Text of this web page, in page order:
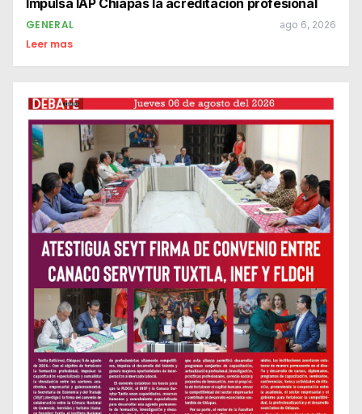
Impulsa IAP Chiapas la acreditación profesional
GENERAL ago 6, 2026
Leer mas